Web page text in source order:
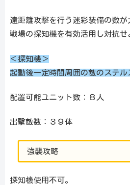
遠距離攻撃を行う迷彩装備の数が
戦場の探知機を有効活用し対抗せ
＜探知機＞
起動後一定時間周囲の敵のステル
配置可能ユニット数：８人
出撃敵数：３９体
強襲攻略
探知機使用不可。